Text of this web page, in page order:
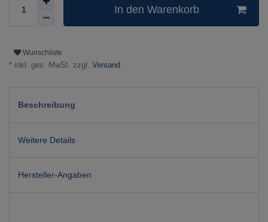
In den Warenkorb
Wunschliste
* inkl. ges. MwSt. zzgl. Versand
Beschreibung
Weitere Details
Hersteller-Angaben